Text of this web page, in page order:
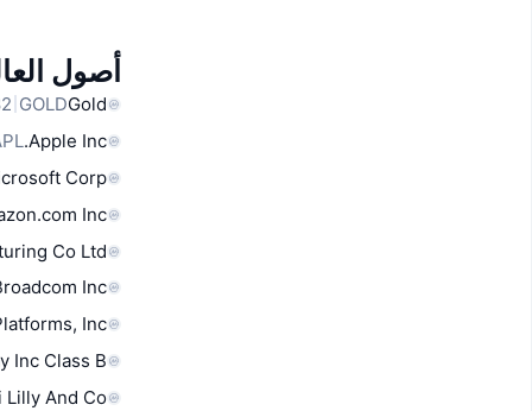
أصول
Gold
GOLD
Apple Inc.
Corp
Inc
Co Ltd
Inc
Inc.
Inc Class B
Lilly And Co